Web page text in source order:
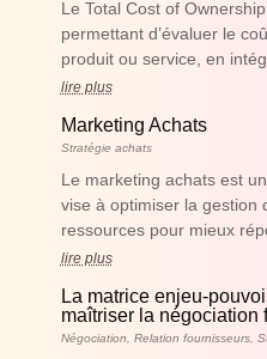
Le Total Cost of
permettant d’évaluer le
produit ou service, en
lire plus
Marketing Achats
Stratégie achats
Le marketing achats est
vise à optimiser la gestion
ressources pour mieux
lire plus
La matrice enjeu-
maîtriser la négociation
Négociation, Relation fournisseurs,